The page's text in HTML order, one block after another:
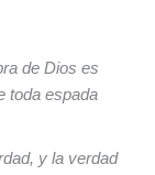
de Dios es
toda espada
y la verdad